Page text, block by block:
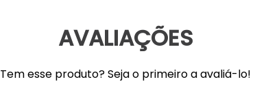
AVALIAÇÕES
Tem esse produto? Seja o primeiro a avaliá-lo!